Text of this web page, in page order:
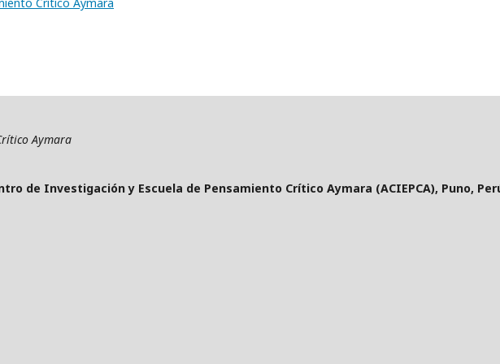
Aymara
de Investigación y Escuela de Pensamiento Crítico Aymara (ACIEPCA), Puno,